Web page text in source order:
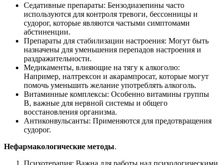
Седативные препараты: Бензодиазепины часто
используются для контроля тревоги, бессонницы и
судорог, которые являются частыми симптомами
абстиненции.
Препараты для стабилизации настроения: Могут быть
назначены для уменьшения перепадов настроения и
раздражительности.
Медикаменты, влияющие на тягу к алкоголю:
Например, налтрексон и акарампросат, которые могут
помочь уменьшить желание употреблять алкоголь.
Витаминные комплексы: Особенно витамины группы
B, важные для нервной системы и общего
восстановления организма.
Антиконвульсанты: Применяются для предотвращения
судорог.
Нефармакологические методы.
Психотерапия: Важна для работы над психологическими